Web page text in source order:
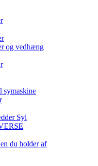
og vedhæng
symaskine
Syl
du holder af